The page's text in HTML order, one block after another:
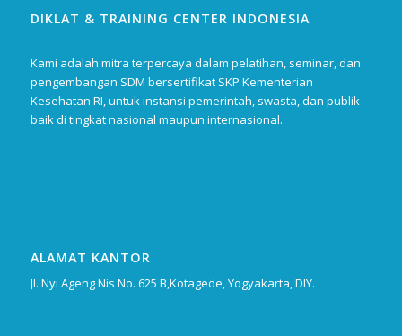
DIKLAT & TRAINING CENTER INDONESIA
Kami adalah mitra terpercaya dalam pelatihan, seminar, dan
pengembangan SDM bersertifikat SKP Kementerian
Kesehatan RI, untuk instansi pemerintah, swasta, dan publik—
baik di tingkat nasional maupun internasional.
ALAMAT KANTOR
Jl. Nyi Ageng Nis No. 625 B,Kotagede, Yogyakarta, DIY.